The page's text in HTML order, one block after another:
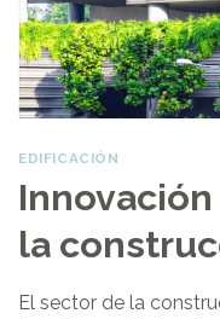
EDIFICACIÓN
la
El sector de la